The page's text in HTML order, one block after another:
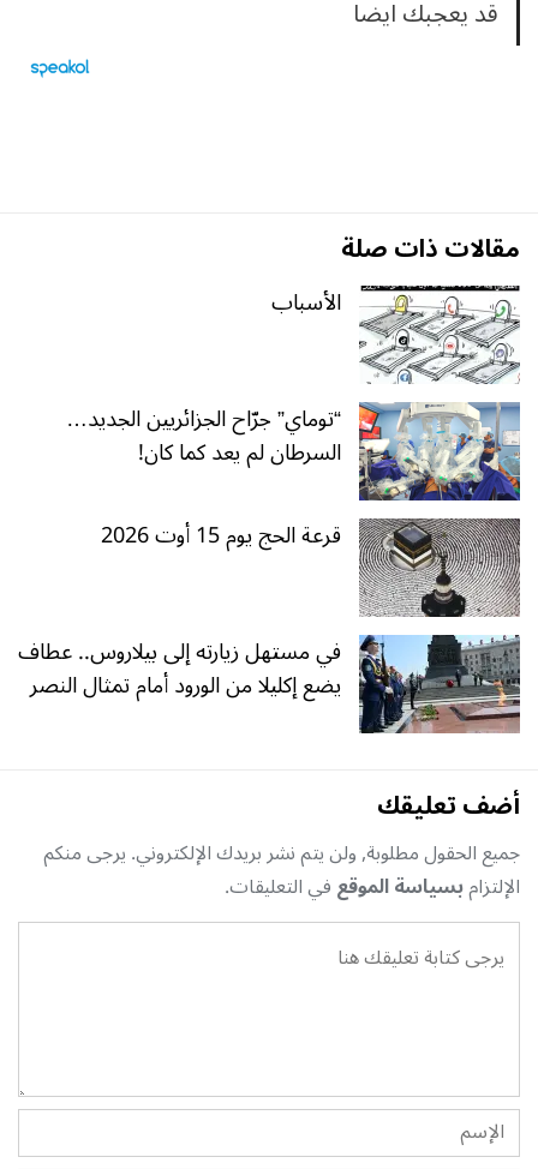
قد يعجبك ايضا
مقالات ذات صلة
الأسباب
“توماي” جرّاح الجزائريين الجديد…
السرطان لم يعد كما كان!
قرعة الحج يوم 15 أوت 2026
في مستهل زيارته إلى بيلاروس.. عطاف
يضع إكليلا من الورود أمام تمثال النصر
أضف تعليقك
جميع الحقول مطلوبة, ولن يتم نشر بريدك الإلكتروني. يرجى منكم
الإلتزامبسياسة الموقعفي التعليقات.